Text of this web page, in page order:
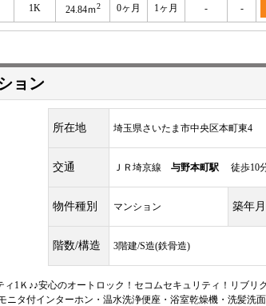
1K 24.84ｍ2 0ヶ月 1ヶ月 - -
ョン
所在地 埼玉県さいたま市中央区本町東4
交通 ＪＲ埼京線 与野本町駅 徒歩10
物件種別 マンション 築年月
階数/構造 3階建/S造(鉄骨造)
1Ｋ♪♪安心のオートロック！セコムセキュリティ！リブリ
ニタ付インターホン・温水洗浄便座・浴室乾燥機・洗髪洗